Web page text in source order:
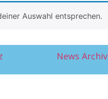
Auswahl entsprechen.
News Archiv